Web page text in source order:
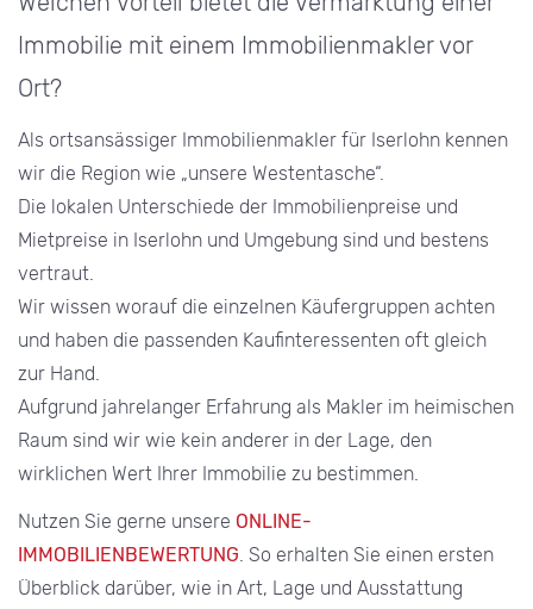
Immobilie mit einem Immobilienmakler vor
Ort?
Als ortsansässiger Immobilienmakler für Iserlohn kennen
wir die Region wie „unsere Westentasche“.
Die lokalen Unterschiede der Immobilienpreise und
Mietpreise in Iserlohn und Umgebung sind und bestens
vertraut.
Wir wissen worauf die einzelnen Käufergruppen achten
und haben die passenden Kaufinteressenten oft gleich
zur Hand.
Aufgrund jahrelanger Erfahrung als Makler im heimischen
Raum sind wir wie kein anderer in der Lage, den
wirklichen Wert Ihrer Immobilie zu bestimmen.
Nutzen Sie gerne unsere ONLINE-
IMMOBILIENBEWERTUNG. So erhalten Sie einen ersten
Überblick darüber, wie in Art, Lage und Ausstattung